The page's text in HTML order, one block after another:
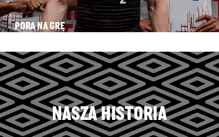
PORA NA GRĘ
NASZA HISTORIA